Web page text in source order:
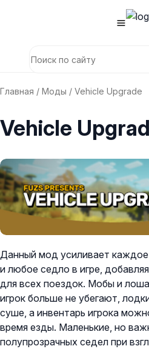
Главная / Моды / Vehicle Upgrade
Vehicle
Данный мод усиливает
и любое седло в игре,
для всех поездок. Мобы и
игрок больше не убегают,
суше, а инвентарь игрока
время езды. Маленькие, но
полупрозрачных седел при